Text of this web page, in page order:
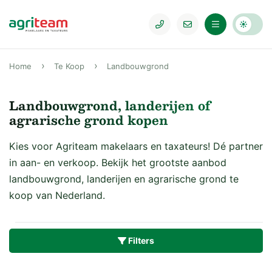
Home Te Koop Landbouwgrond
Landbouwgrond, landerijen of
agrarische grond kopen
Kies voor Agriteam makelaars en taxateurs! Dé partner
in aan- en verkoop. Bekijk het grootste aanbod
landbouwgrond, landerijen en agrarische grond te
koop van Nederland.
Filters